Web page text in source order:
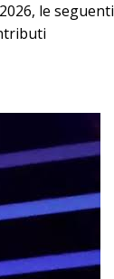
le seguenti